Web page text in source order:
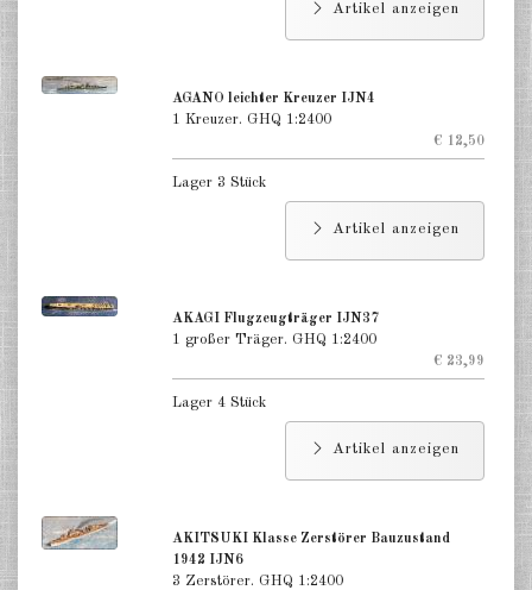
Artikel anzeigen
AGANO leichter Kreuzer IJN4
1 Kreuzer. GHQ 1:2400
€ 12,50
Lager 3 Stück
Artikel anzeigen
AKAGI Flugzeugträger IJN37
1 großer Träger. GHQ 1:2400
€ 23,99
Lager 4 Stück
Artikel anzeigen
AKITSUKI Klasse Zerstörer Bauzustand
1942 IJN6
3 Zerstörer. GHQ 1:2400